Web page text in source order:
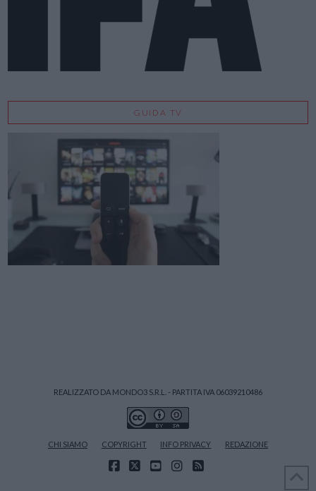
GUIDA TV
REALIZZATO DA MONDO3 S.R.L. - PARTITA IVA 06039210486
CHI SIAMO COPYRIGHT INFO PRIVACY REDAZIONE